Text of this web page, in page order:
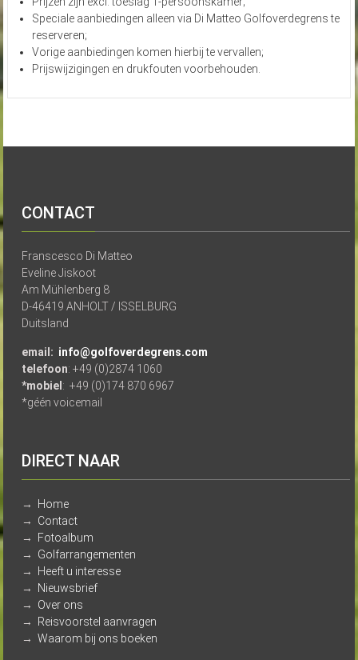
Speciale aanbiedingen alleen via Di Matteo Golfoverdegrens te
reserveren;
Vorige aanbiedingen komen hierbij te vervallen;
Prijswijzigingen en drukfouten voorbehouden.
CONTACT
Franscesco Di Matteo
Eveline Jiskoot
Am Mühlenberg 8
D-46419 ANHOLT / ISSELBURG
Duitsland
email: info@golfoverdegrens.com
telefoon: +49 (0)2874 1060
*mobiel : +49 (0)174 870 6967
*géén voicemail
DIRECT NAAR
→ Home
→ Contact
→ Fotoalbum
→ Golfarrangementen
→ Heeft u interesse
→ Nieuwsbrief
→ Over ons
→ Reisvoorstel aanvragen
→Waarom bij ons boeken